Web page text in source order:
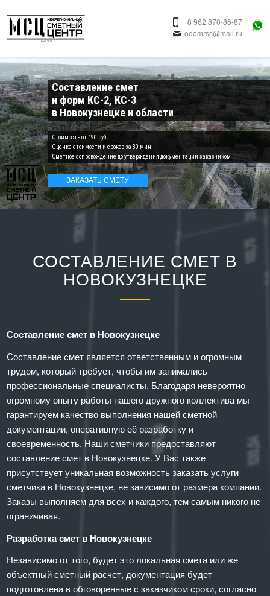
8 962 870-86-87
ooomrsc@mail.ru
Cтоимость от 490 руб.
Оценка стоимости и сроков за 30 мин.
Сметное сопровождение до утверждения документации заказчиком
Составление смет
и форм КС-2, КС-3
в Новокузнецке и области
ЗАКАЗАТЬ СМЕТУ
СОСТАВЛЕНИЕ СМЕТ В
НОВОКУЗНЕЦКЕ
Составление смет в Новокузнецке
Составление смет является ответственным и огромным
трудом, который требует, чтобы им занимались
профессиональные специалисты. Благодаря невероятно
огромному опыту работы нашего дружного коллектива мы
гарантируем качество выполнения нашей сметной
документации, оперативную её разработку и
своевременность. Наши сметчики предоставляют
составление смет в Новокузнецке. У Вас также
присутствует уникальная возможность заказать услуги
сметчика в Новокузнецке, не зависимо от размера компании.
Заказы выполняем для всех и каждого, тем самым никого не
ограничивая.
Разработка смет в Новокузнецке
Независимо от того, будет это локальная смета или же
объектный сметный расчет, документация будет
подготовлена в обговоренные с заказчиком сроки, согласно